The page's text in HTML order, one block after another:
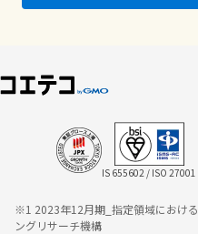
IS 655602 / ISO 27001
※1 2023年12月期_指定領域におけ
ングリサーチ機構